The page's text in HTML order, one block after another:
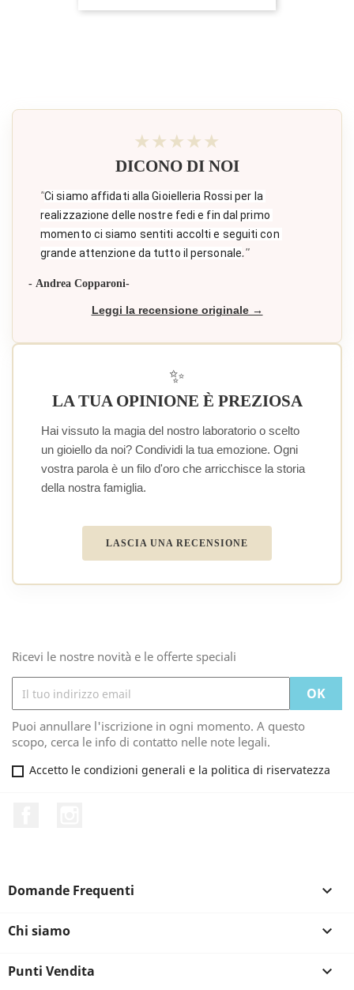
★★★★★
DICONO DI NOI
"Ci siamo affidati alla Gioielleria Rossi per la
realizzazione delle nostre fedi e fin dal primo
momento ci siamo sentiti accolti e seguiti con
grande attenzione da tutto il personale."
- Andrea Copparoni-
Leggi la recensione originale →
✨
LA TUA OPINIONE È PREZIOSA
Hai vissuto la magia del nostro laboratorio o scelto
un gioiello da noi? Condividi la tua emozione. Ogni
vostra parola è un filo d'oro che arricchisce la storia
della nostra famiglia.
LASCIA UNA RECENSIONE
Ricevi le nostre novità e le offerte speciali
Puoi annullare l'iscrizione in ogni momento. A questo
scopo, cerca le info di contatto nelle note legali.
Accetto le condizioni generali e la politica di riservatezza
Domande Frequenti 
Chi siamo 
Punti Vendita 